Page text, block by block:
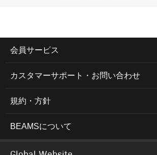
会員サービス
カスタマーサポート・お問い合わせ
規約・方針
BEAMSについて